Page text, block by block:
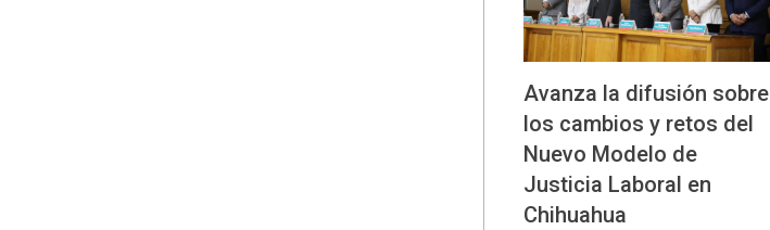
Avanza la difusión sobre
los cambios y retos del
Nuevo Modelo de
Justicia Laboral en
Chihuahua